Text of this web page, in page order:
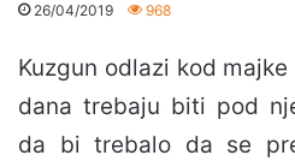
26/04/2019 968
Kuzgun odlazi kod
dana trebaju biti pod
da bi trebalo da se